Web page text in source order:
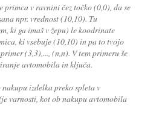
primca v ravnini čez točko (0,0), da se
npr. vrednost (10,10). Tu
ki ga imaš v žepu) le koodrinate
ki vsebuje (10,10) in pa to tvojo
(3,3),..., (n,n). V tem primeru še
avtomobila in ključa.
izdelka preko spleta v
varnosti, kot ob nakupu avtomobila